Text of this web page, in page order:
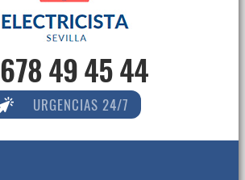
678 49 45 44
URGENCIAS 24/7